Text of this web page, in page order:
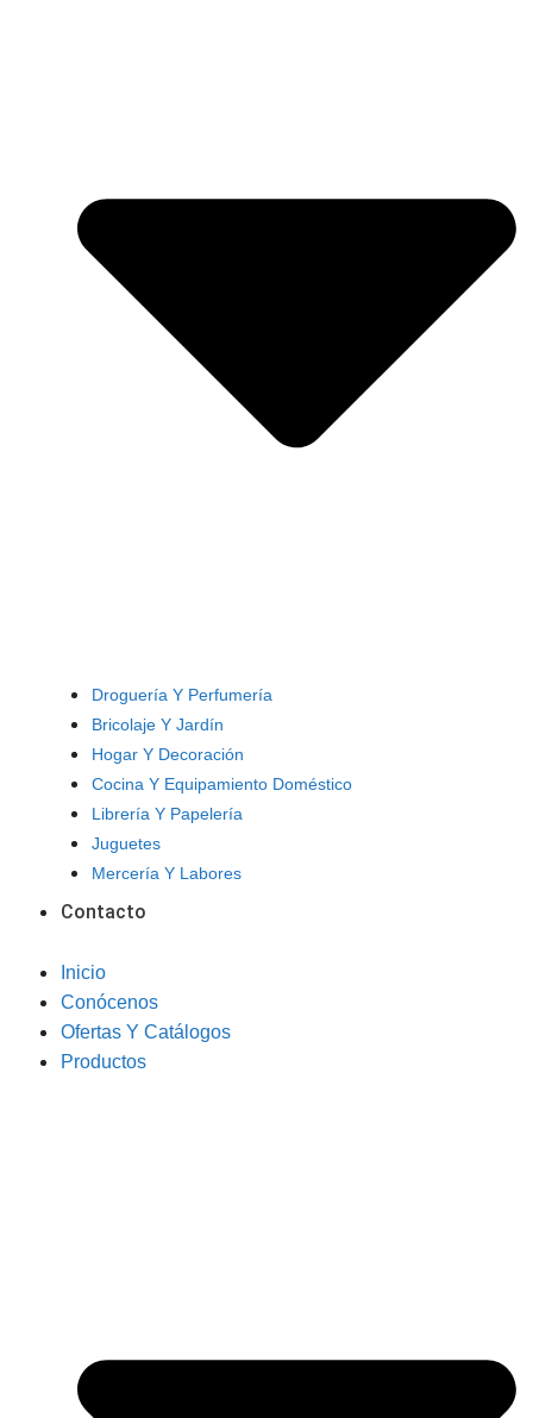
Droguería Y Perfumería
Bricolaje Y Jardín
Hogar Y Decoración
Cocina Y Equipamiento Doméstico
Librería Y Papelería
Juguetes
Mercería Y Labores
Contacto
Inicio
Conócenos
Ofertas Y Catálogos
Productos